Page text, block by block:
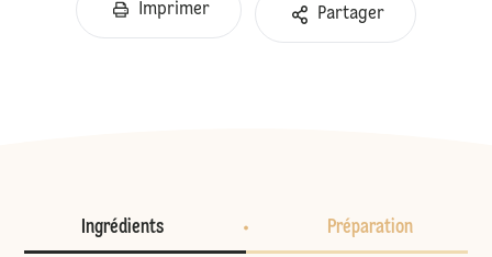
Imprimer Partager
Ingrédients Préparation